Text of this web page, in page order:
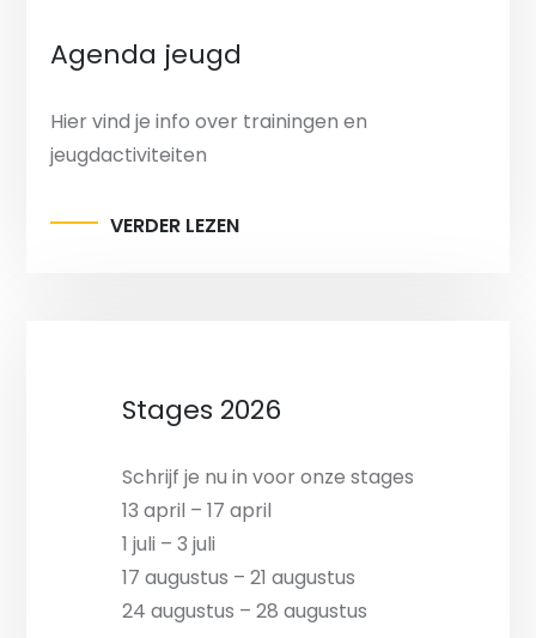
Agenda jeugd
Hier vind je info over trainingen en
jeugdactiviteiten
VERDER LEZEN
Stages 2026
Schrijf je nu in voor onze stages
13 april – 17 april
1 juli – 3 juli
17 augustus – 21 augustus
24 augustus – 28 augustus